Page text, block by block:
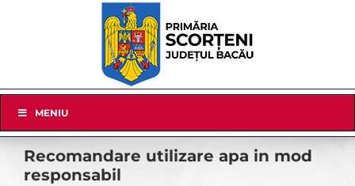
Navigation
MENIU
Recomandare utilizare apa in mod
responsabil